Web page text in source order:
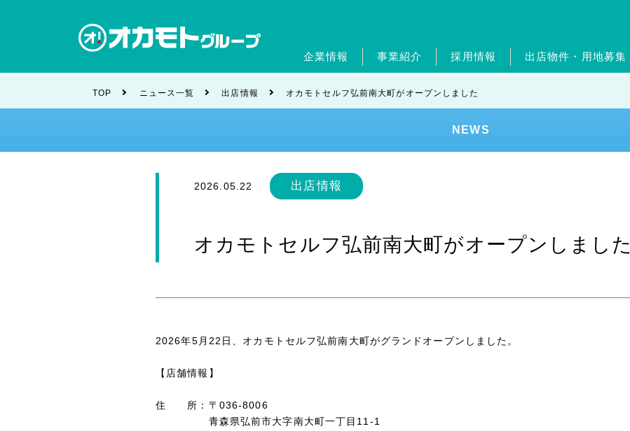
企業情報
会社概要・グループ会社 経営理念・従業員憲章
SDGs レジデンスアーティスト
事業紹介
ガソリンスタンド事業
採用情報
新卒採用
ジョブリターン制度
出店物件・用地募集
TOP ニュース一覧 出店情報 オカモトセルフ弘前南大町がオープンしました
NEWS
2026.05.22 出店情報
オカモトセルフ弘前南大町がオープンしました
2026年5月22日、オカモトセルフ弘前南大町がグランドオープンしました。
【店舗情報】
住 所：〒036-8006
青森県弘前市大字南大町一丁目11-1